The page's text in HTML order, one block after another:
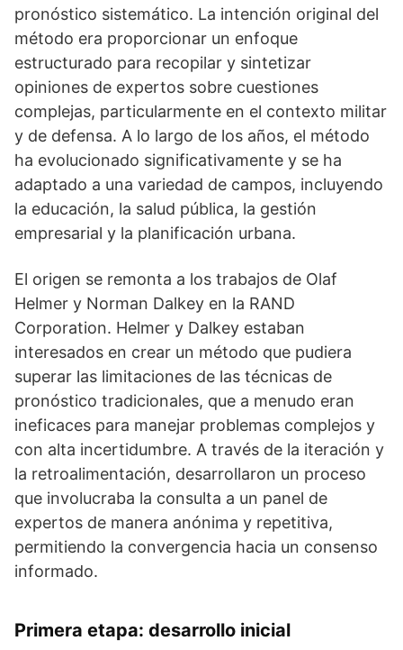
pronóstico sistemático. La intención original del
método era proporcionar un enfoque
estructurado para recopilar y sintetizar
opiniones de expertos sobre cuestiones
complejas, particularmente en el contexto militar
y de defensa. A lo largo de los años, el método
ha evolucionado significativamente y se ha
adaptado a una variedad de campos, incluyendo
la educación, la salud pública, la gestión
empresarial y la planificación urbana.
El origen se remonta a los trabajos de Olaf
Helmer y Norman Dalkey en la RAND
Corporation. Helmer y Dalkey estaban
interesados en crear un método que pudiera
superar las limitaciones de las técnicas de
pronóstico tradicionales, que a menudo eran
ineficaces para manejar problemas complejos y
con alta incertidumbre. A través de la iteración y
la retroalimentación, desarrollaron un proceso
que involucraba la consulta a un panel de
expertos de manera anónima y repetitiva,
permitiendo la convergencia hacia un consenso
informado.
Primera etapa: desarrollo inicial